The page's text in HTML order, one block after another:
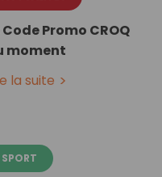
Code Promo CROQ
moment
la suite
SPORT